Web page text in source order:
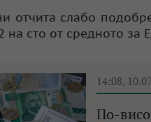
отчита слабо
на сто от средното за
14:08,
По-